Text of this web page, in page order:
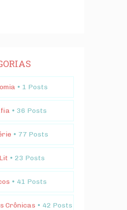
• 1 Posts
• 36 Posts
• 77 Posts
• 23 Posts
• 41 Posts
Crônicas • 42 Posts